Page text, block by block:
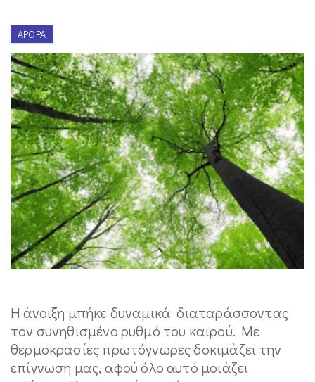
ΆΡΘΡΑ
Η άνοιξη μπήκε δυναμικά διαταράσσοντας
τον συνηθισμένο ρυθμό του καιρού. Με
θερμοκρασίες πρωτόγνωρες δοκιμάζει την
επίγνωση μας, αφού όλο αυτό μοιάζει